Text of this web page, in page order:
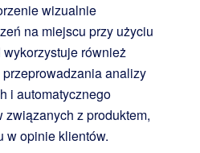
wizualnie
na miejscu przy użyciu
również
analizy
i automatycznego
z produktem,
w opinie klientów.